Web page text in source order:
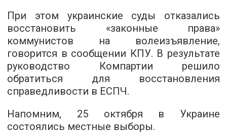
При этом украинские суды отказались
восстановить «законные права»
коммунистов на волеизъявление,
говорится в сообщении КПУ. В результате
руководство Компартии решило
обратиться для восстановления
справедливости в ЕСПЧ.
Напомним, 25 октября в Украине
состоялись местные выборы.